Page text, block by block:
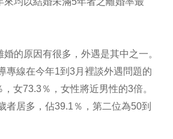
的原因有很多，外遇是其中之一。
專線在今年1到3月裡談外遇問題的
女73.3％，女性將近男性的3倍。
者居多，佔39.1％，第二位為50到